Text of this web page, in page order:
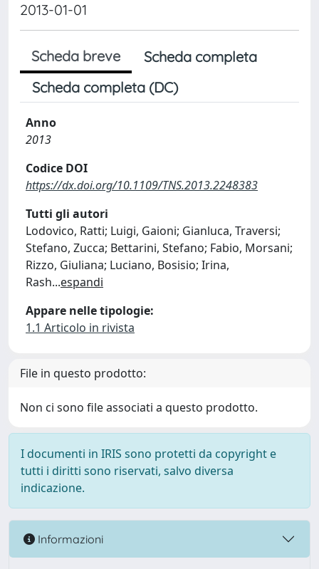
2013-01-01
Scheda breve
Scheda completa
Scheda completa (DC)
Anno
2013
Codice DOI
https://dx.doi.org/10.1109/TNS.2013.2248383
Tutti gli autori
Lodovico, Ratti; Luigi, Gaioni; Gianluca, Traversi;
Stefano, Zucca; Bettarini, Stefano; Fabio, Morsani;
Rizzo, Giuliana; Luciano, Bosisio; Irina,
Rash...espandi
Appare nelle tipologie:
1.1 Articolo in rivista
File in questo prodotto:
Non ci sono file associati a questo prodotto.
I documenti in IRIS sono protetti da copyright e
tutti i diritti sono riservati, salvo diversa
indicazione.
Informazioni